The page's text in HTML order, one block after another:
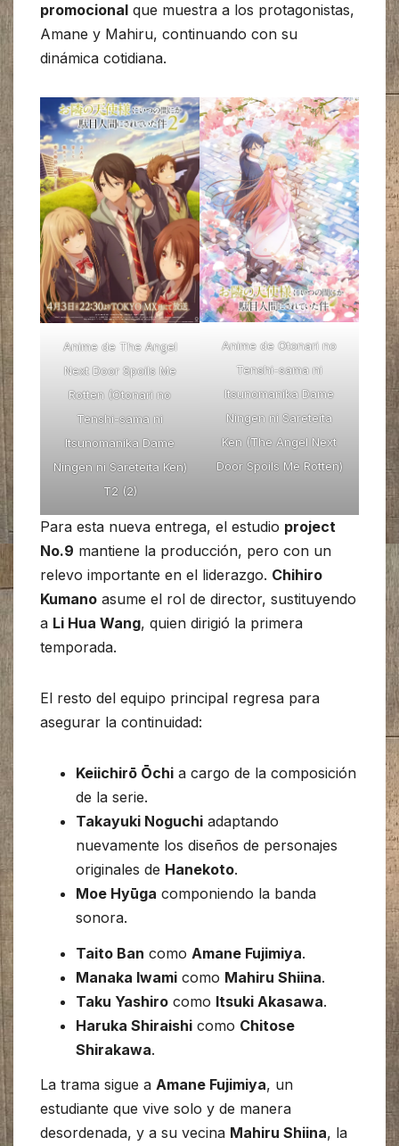
promocional que muestra a los protagonistas,
Amane y Mahiru, continuando con su
dinámica cotidiana.
Anime de The Angel
Next Door Spoils Me
Rotten (Otonari no
Tenshi-sama ni
Itsunomanika Dame
Ningen ni Sareteita Ken)
T2 (2)
Anime de Otonari no
Tenshi-sama ni
Itsunomanika Dame
Ningen ni Sareteita
Ken (The Angel Next
Door Spoils Me Rotten)
Para esta nueva entrega, el estudio project
No.9 mantiene la producción, pero con un
relevo importante en el liderazgo. Chihiro
Kumano asume el rol de director, sustituyendo
a Li Hua Wang, quien dirigió la primera
temporada.
El resto del equipo principal regresa para
asegurar la continuidad:
Keiichirō Ōchi a cargo de la composición
de la serie.
Takayuki Noguchi adaptando
nuevamente los diseños de personajes
originales de Hanekoto.
Moe Hyūga componiendo la banda
sonora.
Taito Ban como Amane Fujimiya.
Manaka Iwami como Mahiru Shiina.
Taku Yashiro como Itsuki Akasawa.
Haruka Shiraishi como Chitose
Shirakawa.
La trama sigue a Amane Fujimiya, un
estudiante que vive solo y de manera
desordenada, y a su vecina Mahiru Shiina, la